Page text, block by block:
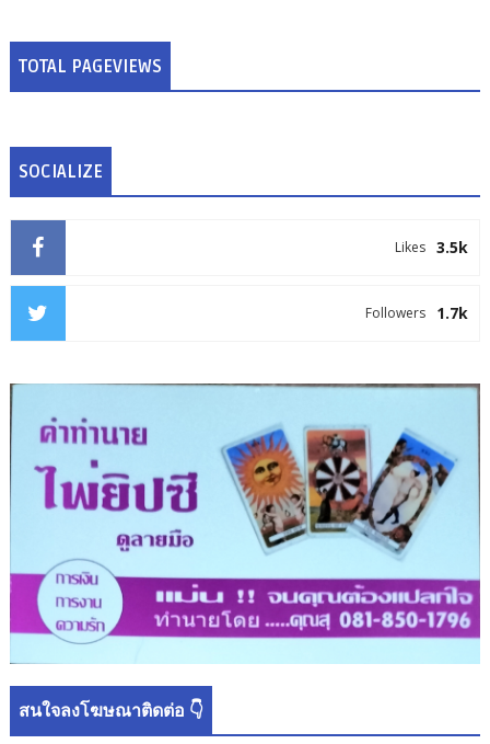
TOTAL PAGEVIEWS
SOCIALIZE
3.5k
Likes
1.7k
Followers
สนใจลงโฆษณาติดต่อ 👇